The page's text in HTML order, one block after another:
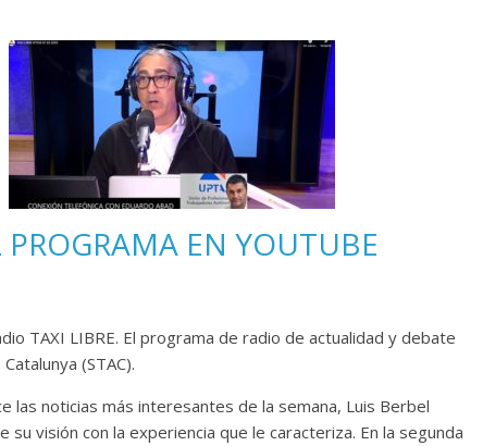
EN YOUTUBE
TAXI LIBRE. El programa de radio de actualidad y debate
(STAC).
las noticias más interesantes de la semana, Luis Berbel
visión con la experiencia que le caracteriza. En la segunda